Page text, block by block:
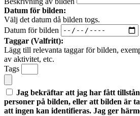
Datum för bilden:
Välj det datum då bilden togs.
Datum för bilden
Taggar (Valfritt):
Lägg till relevanta taggar för bilden,
av aktivitet, etc.
Tags
Jag bekräftar att jag har fått
personer på bilden, eller att bilden är
att ingen kan identifieras. Jag ger